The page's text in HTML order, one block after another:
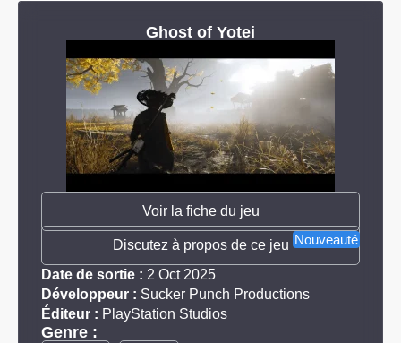
Ghost of Yotei
Voir la fiche du jeu
Nouveauté
Discutez à propos de ce jeu
Date de sortie : 2 Oct 2025
Développeur : Sucker Punch Productions
Éditeur : PlayStation Studios
Genre :